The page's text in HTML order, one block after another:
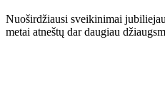
Nuoširdžiausi sveikinimai
metai atneštų dar daugiau